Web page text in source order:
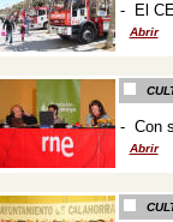
- El
Abrir
- Con
Abrir